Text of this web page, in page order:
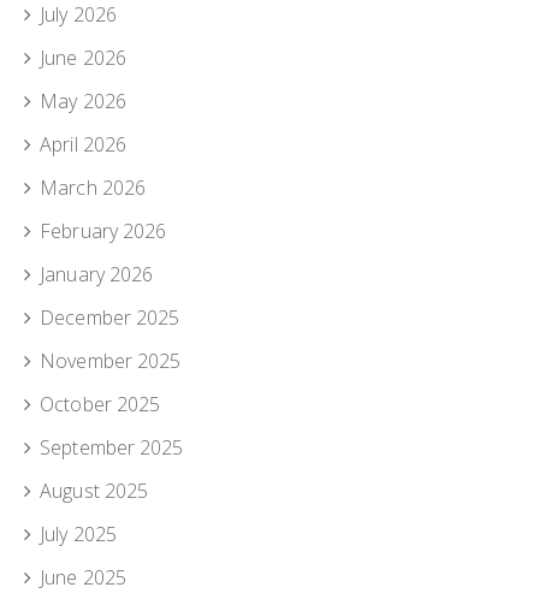
July 2026
June 2026
May 2026
April 2026
March 2026
February 2026
January 2026
December 2025
November 2025
October 2025
September 2025
August 2025
July 2025
June 2025